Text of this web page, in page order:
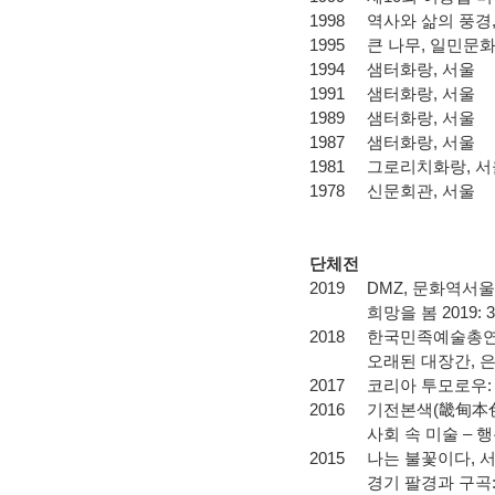
1998 역사와 삶의 풍경
1995 큰 나무, 일민문
1994 샘터화랑, 서울
1991 샘터화랑, 서울
1989 샘터화랑, 서울
1987 샘터화랑, 서울
1981
그로리치화랑, 서
1978 신문회관, 서울
단체전
2019 DMZ, 문화역서울
희망을 봄 2019: 3
2018 한국민족예술총
오래된 대장간,
2017 코리아 투모로우:
2016 기전본색(畿甸本
사회 속 미술 –
2015 나는 불꽃이다,
경기 팔경과 구곡